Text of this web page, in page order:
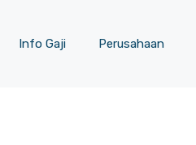
Info Gaji Perusahaan